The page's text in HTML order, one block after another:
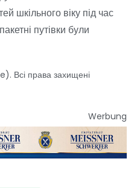
шкільного віку під час
путівки були
Всі права захищені
Werbung